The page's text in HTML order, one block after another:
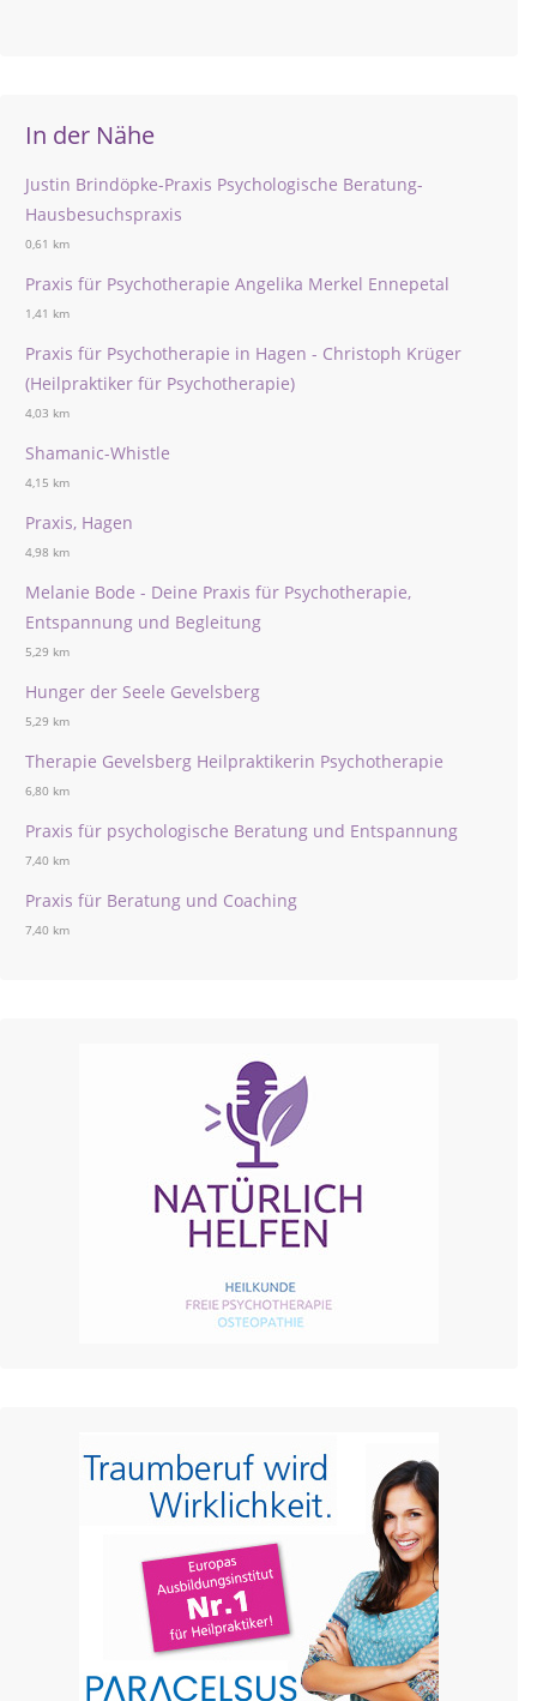
In der Nähe
Justin Brindöpke-Praxis Psychologische Beratung-
Hausbesuchspraxis
0,61 km
Praxis für Psychotherapie Angelika Merkel Ennepetal
1,41 km
Praxis für Psychotherapie in Hagen - Christoph Krüger
(Heilpraktiker für Psychotherapie)
4,03 km
Shamanic-Whistle
4,15 km
Praxis, Hagen
4,98 km
Melanie Bode - Deine Praxis für Psychotherapie,
Entspannung und Begleitung
5,29 km
Hunger der Seele Gevelsberg
5,29 km
Therapie Gevelsberg Heilpraktikerin Psychotherapie
6,80 km
Praxis für psychologische Beratung und Entspannung
7,40 km
Praxis für Beratung und Coaching
7,40 km